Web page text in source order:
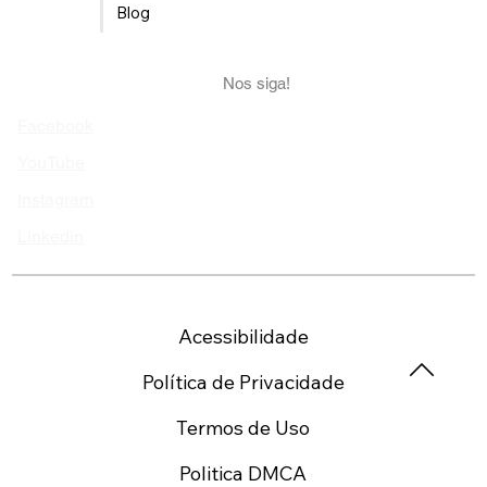
Blog
Nos siga!
Acessibilidade
Política de Privacidade
Termos de Uso
Politica DMCA